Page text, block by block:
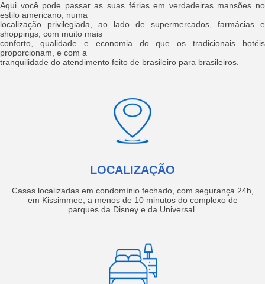
Aqui você pode passar as suas férias em verdadeiras mansões no
estilo americano, numa
localização privilegiada, ao lado de supermercados, farmácias e
shoppings, com muito mais
conforto, qualidade e economia do que os tradicionais hotéis
proporcionam, e com a
tranquilidade do atendimento feito de brasileiro para brasileiros.
LOCALIZAÇÃO
Casas localizadas em condomínio fechado, com segurança 24h,
em Kissimmee, a menos de 10 minutos do complexo de
parques da Disney e da Universal.